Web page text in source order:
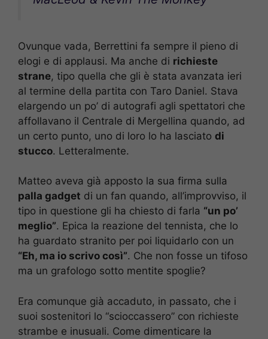
Ovunque vada, Berrettini fa sempre il pieno di
elogi e di applausi. Ma anche di richieste
strane, tipo quella che gli è stata avanzata ieri
al termine della partita con Taro Daniel. Stava
elargendo un po’ di autografi agli spettatori che
affollavano il Centrale di Mergellina quando, ad
un certo punto, uno di loro lo ha lasciato di
stucco. Letteralmente.
Matteo aveva già apposto la sua firma sulla
palla gadget di un fan quando, all’improvviso, il
tipo in questione gli ha chiesto di farla “un po’
meglio”. Epica la reazione del tennista, che lo
ha guardato stranito per poi liquidarlo con un
“Eh, ma io scrivo così”. Che non fosse un tifoso
ma un grafologo sotto mentite spoglie?
Era comunque già accaduto, in passato, che i
suoi sostenitori lo “scioccassero” con richieste
strambe e inusuali. Come dimenticare la